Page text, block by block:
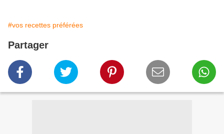
#vos recettes préférées
Partager